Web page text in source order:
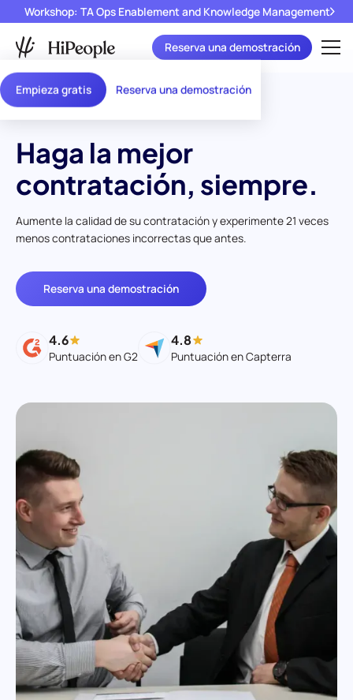
Empieza gratis Reserva una demostración
Workshop: TA Ops Enablement and Knowledge Management
Reserva una demostración
Haga la mejor
contratación, siempre.
Aumente la calidad de su contratación y experimente 21 veces
menos contrataciones incorrectas que antes.
Reserva una demostración
4.6
Puntuación en G2
4.8
Puntuación en Capterra